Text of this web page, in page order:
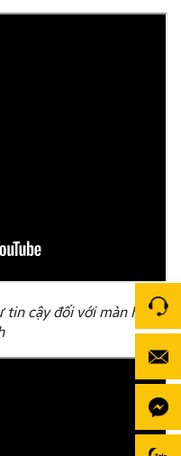
tin cậy đối với màn hình